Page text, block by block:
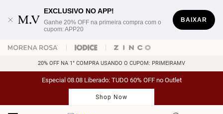
EXCLUSIVO NO APP!
Ganhe 20% OFF na primeira compra com o
cupom: APP20
BAIXAR
20% OFF NA 1° COMPRA USANDO O CUPOM: PRIMEIRAMV
Especial 08.08 Liberado: TUDO 60% OFF no Outlet
Shop Now